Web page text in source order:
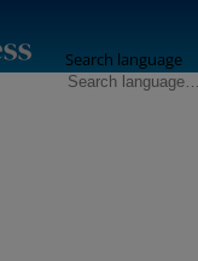
Search language